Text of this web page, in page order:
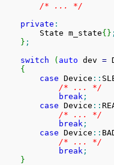
/* ... */
private :
        State m_state
{ } ;
} ;
switch
( auto dev =
{
case Device ::
/* ... */
break ;
case Device ::
/* ... */
break ;
case Device ::
/* ... */
break ;
}